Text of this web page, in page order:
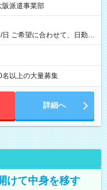
す。未記入の場合は応募が
阪派遣事業部
ご希望に合わせて、日勤・
名以上の大量募集
詳細へ
けて中身を移す